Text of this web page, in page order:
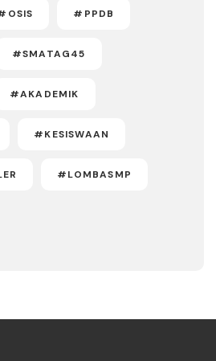
#PPDB
#SMATAG45
#AKADEMIK
#KESISWAAN
#LOMBASMP